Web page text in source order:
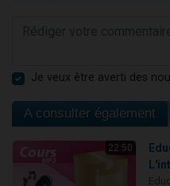
Je veux être averti des
A consulter également
22:50